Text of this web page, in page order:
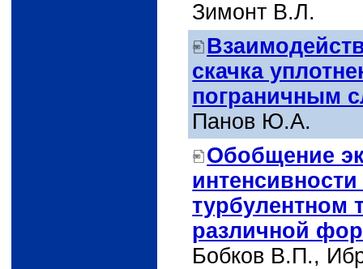
Зимонт В.Л.
скачка
пограничным
Панов Ю.А.
Обобщение
турбулентном
различной
Бобков В.П.,